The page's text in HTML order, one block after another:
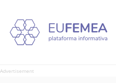
Advertisement